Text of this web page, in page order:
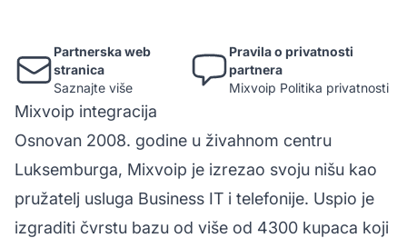
Partnerska web
stranica
Saznajte više
Pravila o privatnosti
partnera
Mixvoip Politika privatnosti
Mixvoip integracija
Osnovan 2008. godine u živahnom centru
Luksemburga, Mixvoip je izrezao svoju nišu kao
pružatelj usluga Business IT i telefonije. Uspio je
izgraditi čvrstu bazu od više od 4300 kupaca koji